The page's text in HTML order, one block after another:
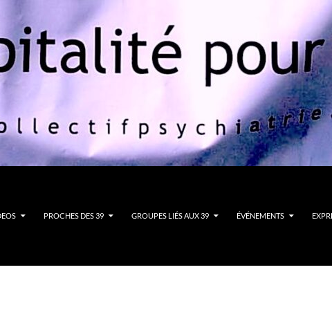
PROCHES DES 39 GROUPES LIÉS AUX 39 ÉVÉNEMENTS